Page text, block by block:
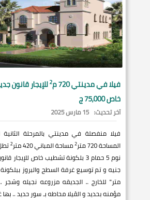
فيلا فيمدينتي720 م 2للإيجار قانون
خاص 75,000 ج
آخر تحديث: 15 مارس 2025
فيلا منفصلة في مدينتي بالمرحلة
المساحة 720 متر
2مساحة المباني 420 متر 2
متر" للخارج .. الجديقه مزروعه نجيله وشجر
مؤمنه بحديد و الڤيلا محاطه بـ سور حديد ..